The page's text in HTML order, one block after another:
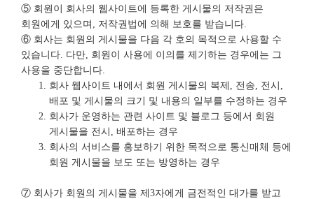
⑤ 회원이 회사의 웹사이트에 등록한 게시물의 저작권은
회원에게 있으며, 저작권법에 의해 보호를 받습니다.
⑥ 회사는 회원의 게시물을 다음 각 호의 목적으로 사용할 수
있습니다. 다만, 회원이 사용에 이의를 제기하는 경우에는 그
사용을 중단합니다.
회사 웹사이트 내에서 회원 게시물의 복제, 전송, 전시,
배포 및 게시물의 크기 및 내용의 일부를 수정하는 경우
회사가 운영하는 관련 사이트 및 블로그 등에서 회원
게시물을 전시, 배포하는 경우
회사의 서비스를 홍보하기 위한 목적으로 통신매체 등에
회원 게시물을 보도 또는 방영하는 경우
⑦ 회사가 회원의 게시물을 제3자에게 금전적인 대가를 받고